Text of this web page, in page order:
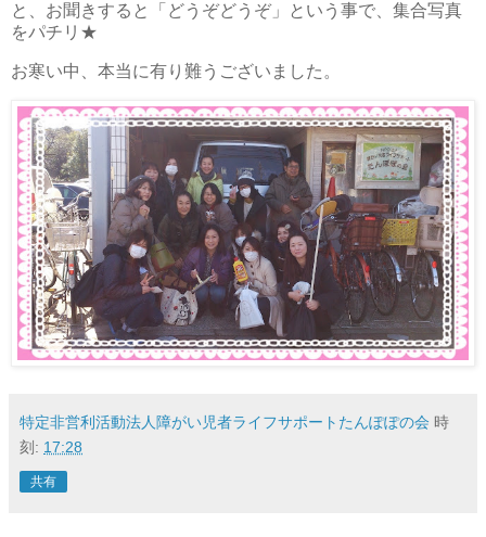
と、お聞きすると「どうぞどうぞ」という事で、集合写真
をパチリ★
お寒い中、本当に有り難うございました。
特定非営利活動法人障がい児者ライフサポートたんぽぽの会 時
刻: 17:28
共有